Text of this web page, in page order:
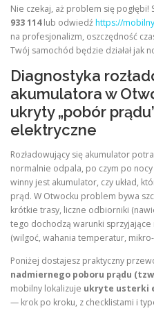
Nie czekaj, aż problem się pogłębi!
933 114lub odwiedźhttps://
na profesjonalizm, oszczędność
Twój samochód będzie działał jak
Diagnostyka
akumulatora w
ukryty „pobór
elektryczne
Rozładowujący się akumulator
normalnie odpala, po czym po nocy
winny jest akumulator, czy układ,
prąd. W Otwocku problem bywa
krótkie trasy, liczne odbiorniki
tego dochodzą warunki
(wilgoć, wahania temperatur,
Poniżej dostajesz praktyczny
nadmiernego poboru prądu
mobilny lokalizuje ukryte usterki
— krok po kroku, z checklistami i